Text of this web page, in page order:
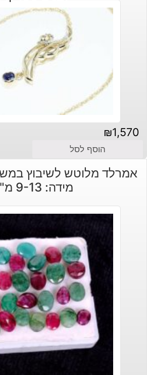
₪1,570
הוסף לסל
מידה: 9-13 מ"מ